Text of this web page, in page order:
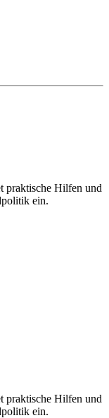
praktische Hilfen und
ein.
praktische Hilfen und
ein.